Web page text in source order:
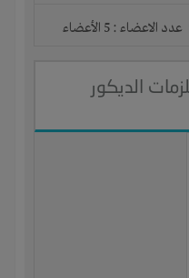
عدد الاعضاء : 5 الأعضاء
الديكور